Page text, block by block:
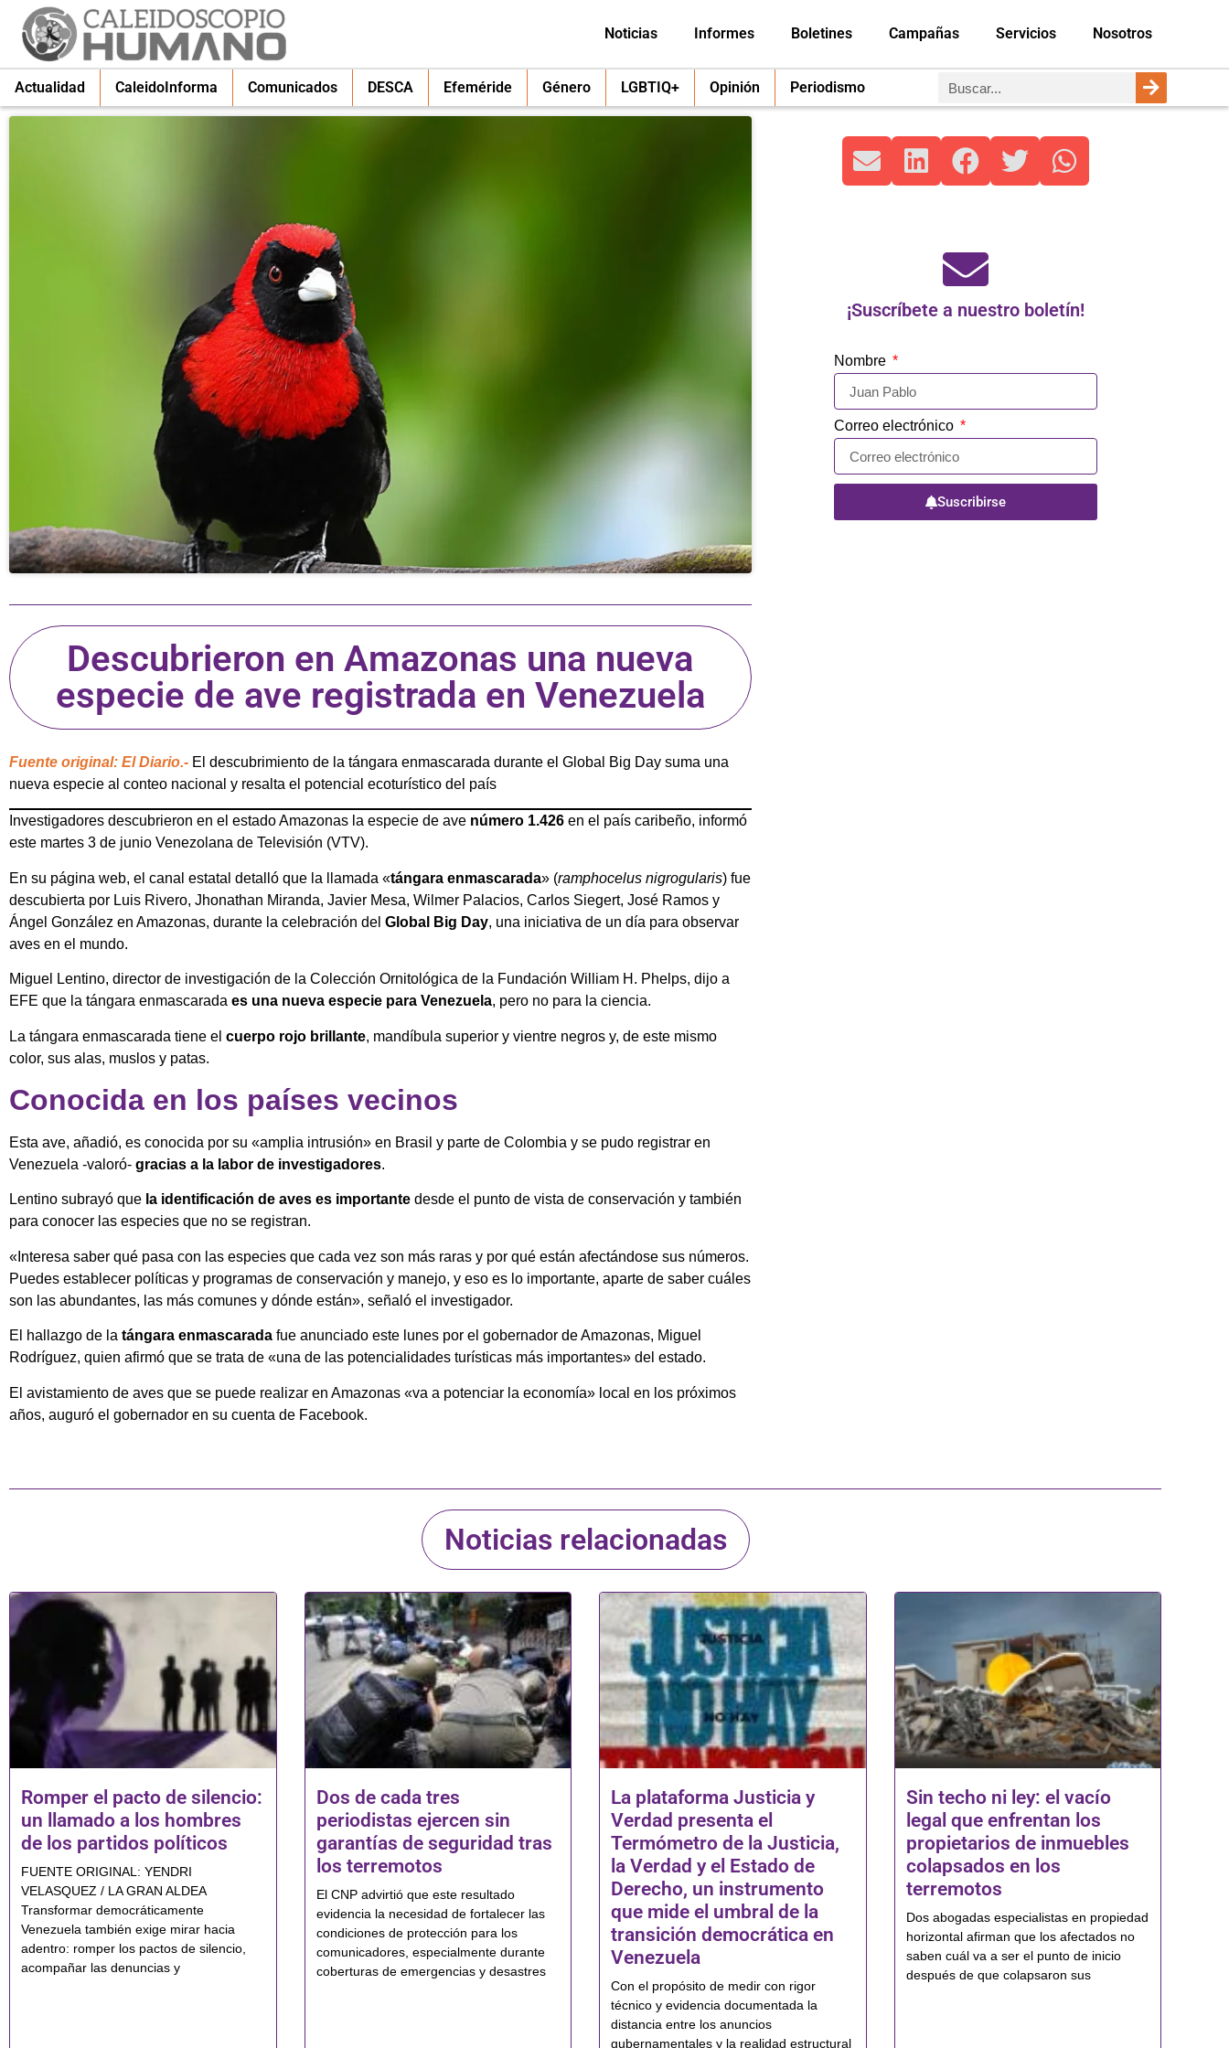
Noticias Informes Boletines Campañas Servicios Nosotros
Actualidad CaleidoInforma Comunicados DESCA Efeméride Género LGBTIQ+ Opinión Periodismo
Descubrieron en Amazonas una nueva
especie de ave registrada en Venezuela
Fuente original: El Diario.- El descubrimiento de la tángara enmascarada durante el Global Big Day suma una
nueva especie al conteo nacional y resalta el potencial ecoturístico del país
Investigadores descubrieron en el estado Amazonas la especie de ave número 1.426 en el país caribeño, informó
este martes 3 de junio Venezolana de Televisión (VTV).
En su página web, el canal estatal detalló que la llamada «tángara enmascarada» (ramphocelus nigrogularis) fue
descubierta por Luis Rivero, Jhonathan Miranda, Javier Mesa, Wilmer Palacios, Carlos Siegert, José Ramos y
Ángel González en Amazonas, durante la celebración del Global Big Day, una iniciativa de un día para observar
aves en el mundo.
Miguel Lentino, director de investigación de la Colección Ornitológica de la Fundación William H. Phelps, dijo a
EFE que la tángara enmascarada es una nueva especie para Venezuela, pero no para la ciencia.
La tángara enmascarada tiene el cuerpo rojo brillante, mandíbula superior y vientre negros y, de este mismo
color, sus alas, muslos y patas.
Conocida en los países vecinos
Esta ave, añadió, es conocida por su «amplia intrusión» en Brasil y parte de Colombia y se pudo registrar en
Venezuela -valoró- gracias a la labor de investigadores.
Lentino subrayó que la identificación de aves es importante desde el punto de vista de conservación y también
para conocer las especies que no se registran.
«Interesa saber qué pasa con las especies que cada vez son más raras y por qué están afectándose sus números.
Puedes establecer políticas y programas de conservación y manejo, y eso es lo importante, aparte de saber cuáles
son las abundantes, las más comunes y dónde están», señaló el investigador.
El hallazgo de la tángara enmascarada fue anunciado este lunes por el gobernador de Amazonas, Miguel
Rodríguez, quien afirmó que se trata de «una de las potencialidades turísticas más importantes» del estado.
El avistamiento de aves que se puede realizar en Amazonas «va a potenciar la economía» local en los próximos
años, auguró el gobernador en su cuenta de Facebook.
¡Suscríbete a nuestro boletín!
Nombre
Correo electrónico
Suscribirse
Noticias relacionadas
Romper el pacto de silencio:
un llamado a los hombres
de los partidos políticos
FUENTE ORIGINAL: YENDRI
VELASQUEZ / LA GRAN ALDEA
Transformar democráticamente
Venezuela también exige mirar hacia
adentro: romper los pactos de silencio,
acompañar las denuncias y
Dos de cada tres
periodistas ejercen sin
garantías de seguridad tras
los terremotos
El CNP advirtió que este resultado
evidencia la necesidad de fortalecer las
condiciones de protección para los
comunicadores, especialmente durante
coberturas de emergencias y desastres
La plataforma Justicia y
Verdad presenta el
Termómetro de la Justicia,
la Verdad y el Estado de
Derecho, un instrumento
que mide el umbral de la
transición democrática en
Venezuela
Con el propósito de medir con rigor
técnico y evidencia documentada la
distancia entre los anuncios
gubernamentales y la realidad estructural
Sin techo ni ley: el vacío
legal que enfrentan los
propietarios de inmuebles
colapsados en los
terremotos
Dos abogadas especialistas en propiedad
horizontal afirman que los afectados no
saben cuál va a ser el punto de inicio
después de que colapsaron sus